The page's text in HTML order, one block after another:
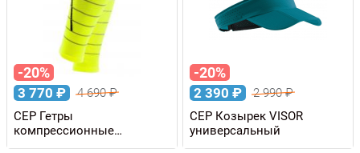
-20%
3 770 ₽ 4 690₽
CEP Гетры
компрессионные
REFLECTIVE W женские
-20%
2 390 ₽ 2 990₽
CEP Козырек VISOR
универсальный